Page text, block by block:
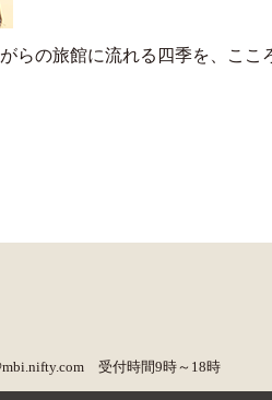
らの旅館に流れる四季を、こ
受付時間9時～18時